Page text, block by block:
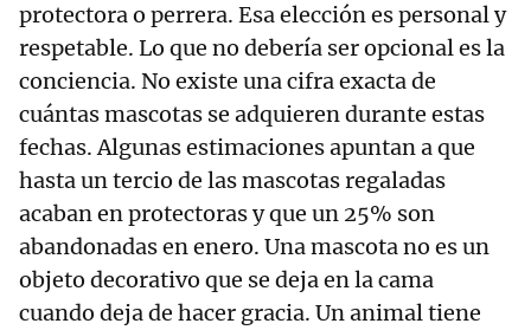
protectora o perrera. Esa elección es personal y
respetable. Lo que no debería ser opcional es la
conciencia. No existe una cifra exacta de
cuántas mascotas se adquieren durante estas
fechas. Algunas estimaciones apuntan a que
hasta un tercio de las mascotas regaladas
acaban en protectoras y que un 25% son
abandonadas en enero. Una mascota no es un
objeto decorativo que se deja en la cama
cuando deja de hacer gracia. Un animal tiene